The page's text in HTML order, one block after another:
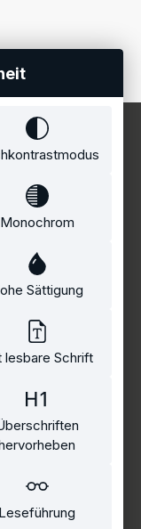
Monochrom
Sättigung
lesbare Schrift
Leseführung